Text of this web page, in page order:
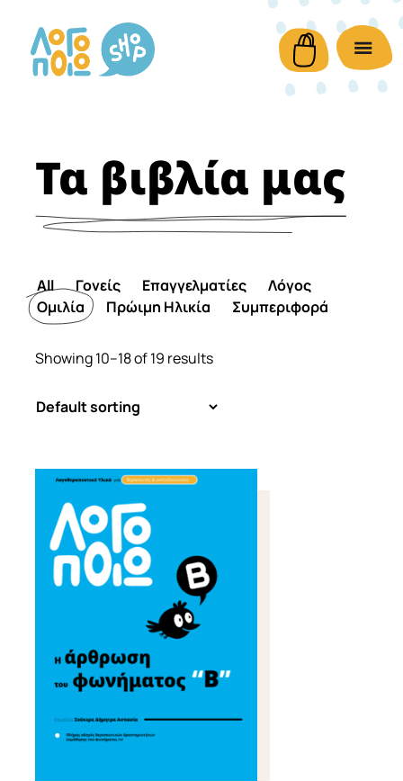
Τα βιβλία μας
All Γονείς Επαγγελματίες
Λόγος
Ομιλία
Πρώιμη Ηλικία Συμπεριφορά
Showing 10–18 of 19 results